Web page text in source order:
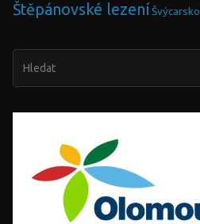
Štěpánovské lezení Švýcarsko